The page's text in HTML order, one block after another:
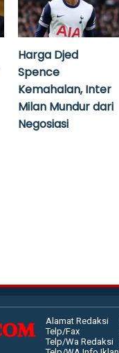
Harga Djed
Spence
Kemahalan, Inter
Milan Mundur dari
Negosiasi
Alamat Redaksi
Telp/Fax
Telp/Wa Redaksi